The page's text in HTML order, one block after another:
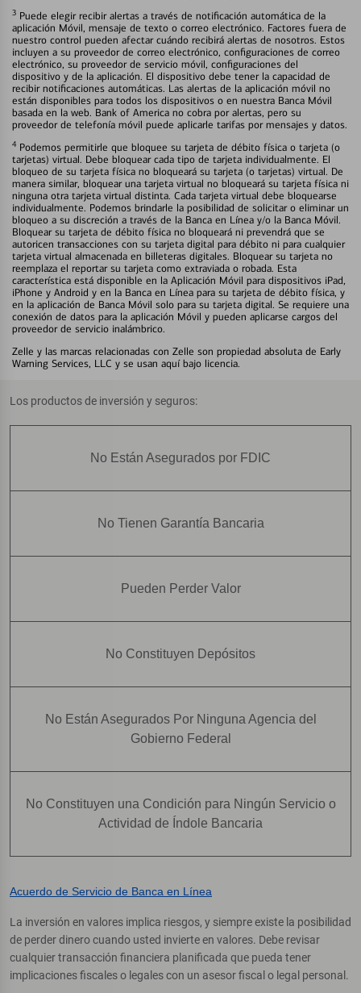
3 Puede elegir recibir alertas a través de notificación automática de la
aplicación Móvil, mensaje de texto o correo electrónico. Factores fuera de
nuestro control pueden afectar cuándo recibirá alertas de nosotros. Estos
incluyen a su proveedor de correo electrónico, configuraciones de correo
electrónico, su proveedor de servicio móvil, configuraciones del
dispositivo y de la aplicación. El dispositivo debe tener la capacidad de
recibir notificaciones automáticas. Las alertas de la aplicación móvil no
están disponibles para todos los dispositivos o en nuestra Banca Móvil
basada en la web. Bank of America no cobra por alertas, pero su
proveedor de telefonía móvil puede aplicarle tarifas por mensajes y datos.
4 Podemos permitirle que bloquee su tarjeta de débito física o tarjeta (o
tarjetas) virtual. Debe bloquear cada tipo de tarjeta individualmente. El
bloqueo de su tarjeta física no bloqueará su tarjeta (o tarjetas) virtual. De
manera similar, bloquear una tarjeta virtual no bloqueará su tarjeta física ni
ninguna otra tarjeta virtual distinta. Cada tarjeta virtual debe bloquearse
individualmente. Podemos brindarle la posibilidad de solicitar o eliminar un
bloqueo a su discreción a través de la Banca en Línea y/o la Banca Móvil.
Bloquear su tarjeta de débito física no bloqueará ni prevendrá que se
autoricen transacciones con su tarjeta digital para débito ni para cualquier
tarjeta virtual almacenada en billeteras digitales. Bloquear su tarjeta no
reemplaza el reportar su tarjeta como extraviada o robada. Esta
característica está disponible en la Aplicación Móvil para dispositivos iPad,
iPhone y Android y en la Banca en Línea para su tarjeta de débito física, y
en la aplicación de Banca Móvil solo para su tarjeta digital. Se requiere una
conexión de datos para la aplicación Móvil y pueden aplicarse cargos del
proveedor de servicio inalámbrico.
Zelle y las marcas relacionadas con Zelle son propiedad absoluta de Early
Warning Services, LLC y se usan aquí bajo licencia.
Los productos de inversión y seguros:
No Están Asegurados por FDIC
No Tienen Garantía Bancaria
Pueden Perder Valor
No Constituyen Depósitos
No Están Asegurados Por Ninguna Agencia del
Gobierno Federal
No Constituyen una Condición para Ningún Servicio o
Actividad de Índole Bancaria
Acuerdo de Servicio de Banca en Línea
La inversión en valores implica riesgos, y siempre existe la posibilidad
de perder dinero cuando usted invierte en valores. Debe revisar
cualquier transacción financiera planificada que pueda tener
implicaciones fiscales o legales con un asesor fiscal o legal personal.